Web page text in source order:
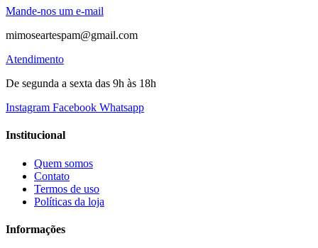
Mande-nos um e-mail
mimoseartespam@gmail.com
Atendimento
De segunda a sexta das 9h às 18h
Instagram Facebook Whatsapp
Institucional
Quem somos
Contato
Termos de uso
Políticas da loja
Informações